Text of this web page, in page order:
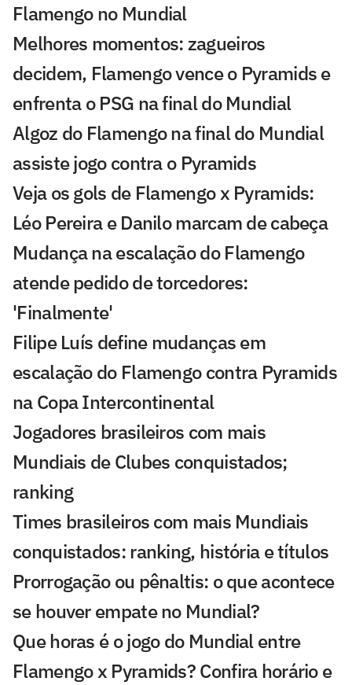
Flamengo no Mundial
Melhores momentos: zagueiros
decidem, Flamengo vence o Pyramids e
enfrenta o PSG na final do Mundial
Algoz do Flamengo na final do Mundial
assiste jogo contra o Pyramids
Veja os gols de Flamengo x Pyramids:
Léo Pereira e Danilo marcam de cabeça
Mudança na escalação do Flamengo
atende pedido de torcedores:
'Finalmente'
Filipe Luís define mudanças em
escalação do Flamengo contra Pyramids
na Copa Intercontinental
Jogadores brasileiros com mais
Mundiais de Clubes conquistados;
ranking
Times brasileiros com mais Mundiais
conquistados: ranking, história e títulos
Prorrogação ou pênaltis: o que acontece
se houver empate no Mundial?
Que horas é o jogo do Mundial entre
Flamengo x Pyramids? Confira horário e